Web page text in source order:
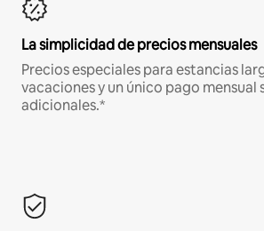
La simplicidad de precios mensuales
Precios especiales para estancias
vacaciones y un único pago mensual
adicionales.*